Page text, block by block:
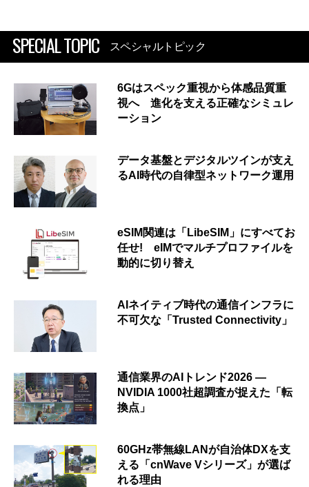
SPECIAL TOPIC スペシャルトピック
6Gはスペック重視から体感品質重
視へ 進化を支える正確なシミュレ
ーション
データ基盤とデジタルツインが支え
るAI時代の自律型ネットワーク運用
eSIM関連は「LibeSIM」にすべてお
任せ! eIMでマルチプロファイルを
動的に切り替え
AIネイティブ時代の通信インフラに
不可欠な「Trusted Connectivity」
通信業界のAIトレンド2026 ―
NVIDIA 1000社超調査が捉えた「転
換点」
60GHz帯無線LANが自治体DXを支
える「cnWave Vシリーズ」が選ば
れる理由